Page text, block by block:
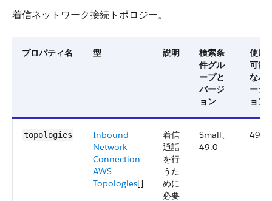
着信ネットワーク接続トポロジー。
プロパティ名 型 説明
検索条
件グル
ープと
バージ
ョン
使用
可能
なバ
ージ
ョン
topologies
Inbound
Network
Connection
AWS
Topologies[]
着信
通話
を行
うた
めに
必要
Small、
49.0
49.0